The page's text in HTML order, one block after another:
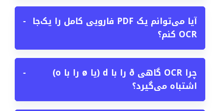
آیا می‌توانم یک PDF فارویی کامل را یک‌جا
OCR کنم؟
−
چرا OCR گاهی ð را با d (یا ø را با o)
اشتباه می‌گیرد؟
−